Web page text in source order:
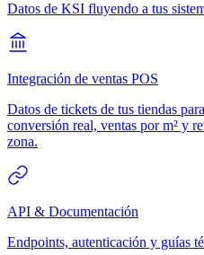
Datos de KSI fluyendo a tus
Integración de ventas POS
Datos de tickets de tus tiendas
conversión real, ventas por m² y
zona.
API & Documentación
Endpoints, autenticación y guías